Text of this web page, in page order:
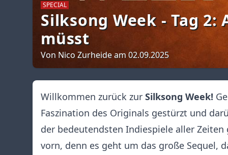
SPECIAL
Silksong Week - Tag
müsst
Von Nico Zurheide am 02.09.2025
Willkommen zurück zur Silksong Week!
Faszination des Originals gestürzt und
der bedeutendsten Indiespiele aller
vorn, denn es geht um das große Sequel,